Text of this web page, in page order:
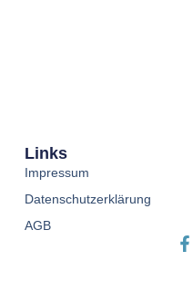
Links
Impressum
Datenschutzerklärung
AGB